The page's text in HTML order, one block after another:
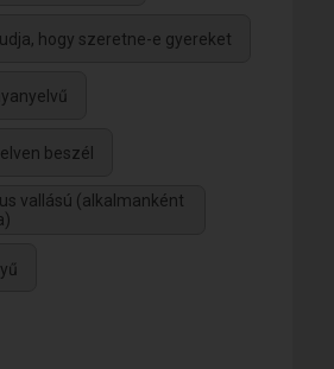
hogy szeretne-e gyereket
beszél
vallású (alkalmanként